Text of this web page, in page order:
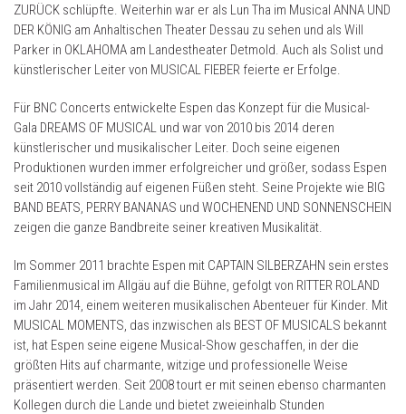
ZURÜCK schlüpfte. Weiterhin war er als Lun Tha im Musical ANNA UND
DER KÖNIG am Anhaltischen Theater Dessau zu sehen und als Will
Parker in OKLAHOMA am Landestheater Detmold. Auch als Solist und
künstlerischer Leiter von MUSICAL FIEBER feierte er Erfolge.
Für BNC Concerts entwickelte Espen das Konzept für die Musical-
Gala DREAMS OF MUSICAL und war von 2010 bis 2014 deren
künstlerischer und musikalischer Leiter. Doch seine eigenen
Produktionen wurden immer erfolgreicher und größer, sodass Espen
seit 2010 vollständig auf eigenen Füßen steht. Seine Projekte wie BIG
BAND BEATS, PERRY BANANAS und WOCHENEND UND SONNENSCHEIN
zeigen die ganze Bandbreite seiner kreativen Musikalität.
Im Sommer 2011 brachte Espen mit CAPTAIN SILBERZAHN sein erstes
Familienmusical im Allgäu auf die Bühne, gefolgt von RITTER ROLAND
im Jahr 2014, einem weiteren musikalischen Abenteuer für Kinder. Mit
MUSICAL MOMENTS, das inzwischen als BEST OF MUSICALS bekannt
ist, hat Espen seine eigene Musical-Show geschaffen, in der die
größten Hits auf charmante, witzige und professionelle Weise
präsentiert werden. Seit 2008 tourt er mit seinen ebenso charmanten
Kollegen durch die Lande und bietet zweieinhalb Stunden